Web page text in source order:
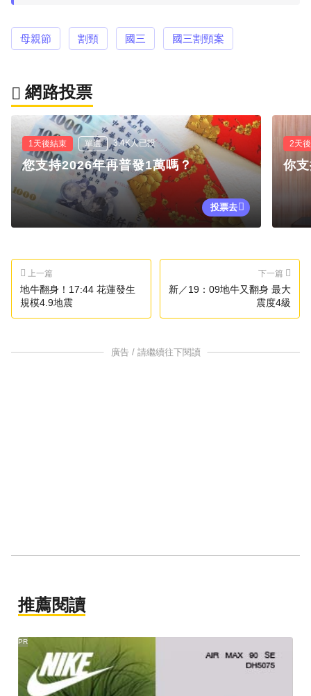
母親節 割頸 國三 國三割頸案
網路投票
1天後結束 單選 3.4K人已投
您支持2026年再普發1萬嗎？
投票去
2天
你
上一篇
地牛翻身！17:44 花蓮發生
規模4.9地震
下一篇
新／19：09地牛又翻身 最大
震度4級
廣告 / 請繼續往下閱讀
推薦閱讀
PR